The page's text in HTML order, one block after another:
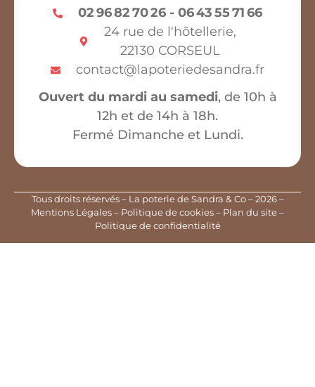
02 96 82 70 26 - 06 43 55 71 66
24 rue de l'hôtellerie,
22130 CORSEUL
contact@lapoteriedesandra.fr
Ouvert du mardi au samedi, de 10h à
12h et de 14h à 18h.
Fermé Dimanche et Lundi.
Tous droits réservés – La poterie de Sandra & Co – 2026 –
Mentions Légales– Politique de cookies– Plan du site–
Politique de confidentialité